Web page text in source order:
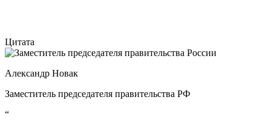
Цитата
Александр Новак
Заместитель председателя правительства РФ
“